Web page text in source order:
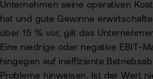
Unternehmen seine operativen
hat und gute Gewinne
über 15 % vor, gilt das
Eine niedrige oder negative EBIT-
hingegen auf ineffiziente
Probleme hinweisen. Ist der Wert